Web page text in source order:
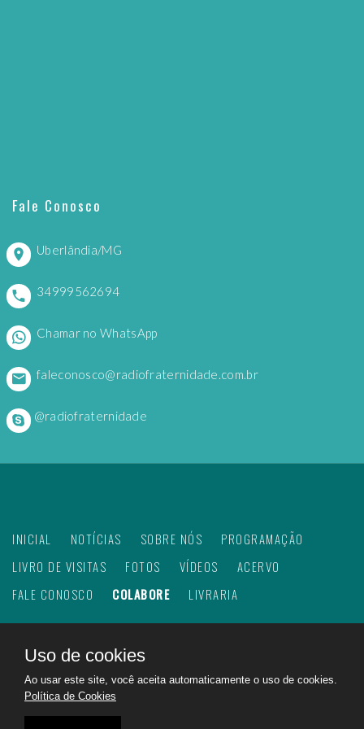
Fale Conosco
Uberlândia/MG
34999562694
Chamar no WhatsApp
faleconosco@radiofraternidade.com.br
@radiofraternidade
INICIAL NOTÍCIAS SOBRE NÓS
PROGRAMAÇÃO
LIVRO DE VISITAS
FOTOS VÍDEOS
ACERVO
FALE CONOSCO
COLABORE LIVRARIA
2026Web Rádio Fraternidade. Todos os direitos
reservados.
Feito com
no Brasil para todo o mundo!
Rádio Fraternidade a emissora do bem na internet.
Uso de cookies
Ao usar este site, você aceita automaticamente o uso de cookies.
Política de Cookies